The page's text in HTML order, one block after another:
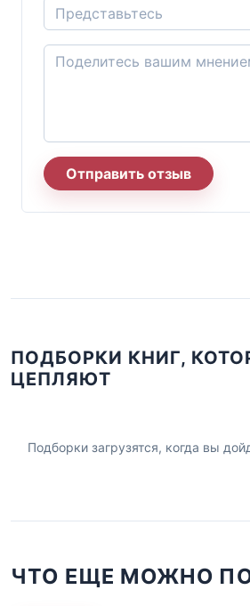
Отправить отзыв
ПОДБОРКИ КНИГ,
ЦЕПЛЯЮТ
Подборки загрузятся, когда вы
ЧТО ЕЩЕ МОЖНО